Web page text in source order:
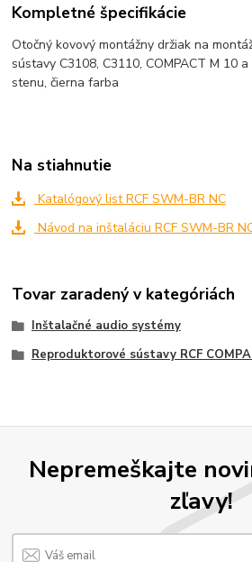
Kompletné špecifikácie
Otočný kovový montážny držiak na
sústavy C3108, C3110, COMPACT M 10
stenu, čierna farba
Na stiahnutie
Katalógový list RCF SWM-BR NC
Návod na inštaláciu RCF SWM-BR
Tovar zaradený v kategóriách
Inštalačné audio systémy
Reproduktorové sústavy RCF
Nepremeškajte
zľavy!